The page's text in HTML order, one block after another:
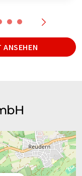
ANSEHEN